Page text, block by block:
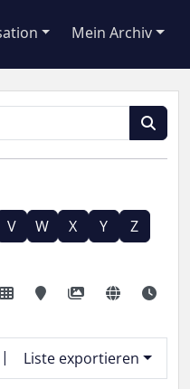
Mein Archiv
V W X Y Z
| Liste exportieren